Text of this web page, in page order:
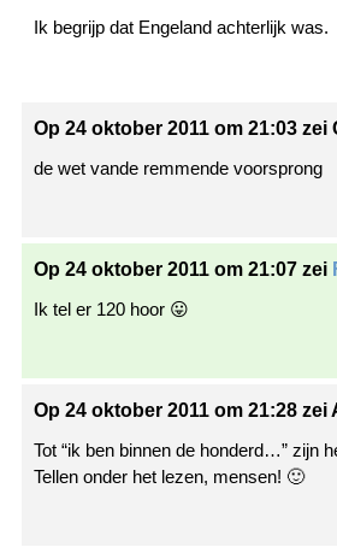
Ik begrijp dat Engeland achterlijk was.
Op 24 oktober 2011 om 21:03 zei
de wet vande remmende voorsprong
Op 24 oktober 2011 om 21:07 zei
Ik tel er 120 hoor 😛
Op 24 oktober 2011 om 21:28 zei
Tot “ik ben binnen de honderd…” zijn
Tellen onder het lezen, mensen! 🙂